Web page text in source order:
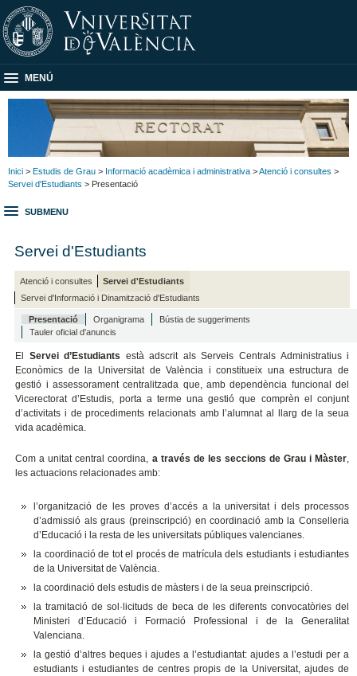
MENÚ
Inici > Estudis de Grau > Informació acadèmica i administrativa >Atenció i consultes >
Servei d'Estudiants > Presentació
SUBMENU
Servei d'Estudiants
Atenció i consultes
Servei d'Estudiants
Servei d'Informació i Dinamització d'Estudiants
Presentació Organigrama
Bústia de suggeriments
Tauler oficial d'anuncis
El Servei d’Estudiants està adscrit als Serveis Centrals Administratius i
Econòmics de la Universitat de València i constitueix una estructura de
gestió i assessorament centralitzada que, amb dependència funcional del
Vicerectorat d’Estudis, porta a terme una gestió que comprèn el conjunt
d’activitats i de procediments relacionats amb l’alumnat al llarg de la seua
vida acadèmica.
Com a unitat central coordina, a través de les seccions de Grau i Màster,
les actuacions relacionades amb:
l’organització de les proves d’accés a la universitat i dels processos
d’admissió als graus (preinscripció) en coordinació amb la Conselleria
d’Educació i la resta de les universitats públiques valencianes.
la coordinació de tot el procés de matrícula dels estudiants i estudiantes
de la Universitat de València.
la coordinació dels estudis de màsters i de la seua preinscripció.
la tramitació de sol·licituds de beca de les diferents convocatòries del
Ministeri d’Educació i Formació Professional i de la Generalitat
Valenciana.
la gestió d’altres beques i ajudes a l’estudiantat: ajudes a l’estudi per a
estudiants i estudiantes de centres propis de la Universitat, ajudes de